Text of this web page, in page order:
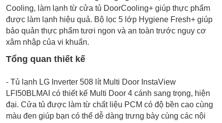
Cooling, làm lạnh từ cửa tủ DoorCooling+ giúp thực phẩm
được làm lạnh hiệu quả. Bộ lọc 5 lớp Hygiene Fresh+ giúp
bảo quản thực phẩm tươi ngon và an toàn trước nguy cơ
xâm nhập của vi khuẩn.
Tổng quan thiết kế
- Tủ lạnh LG Inverter 508 lít Multi Door InstaView
LFI50BLMAI có thiết kế Multi Door 4 cánh sang trọng, hiện
đại. Cửa tủ được làm từ chất liệu PCM có độ bền cao cùng
màu đen giúp bạn có thể dễ dàng trưng bày cùng các nội